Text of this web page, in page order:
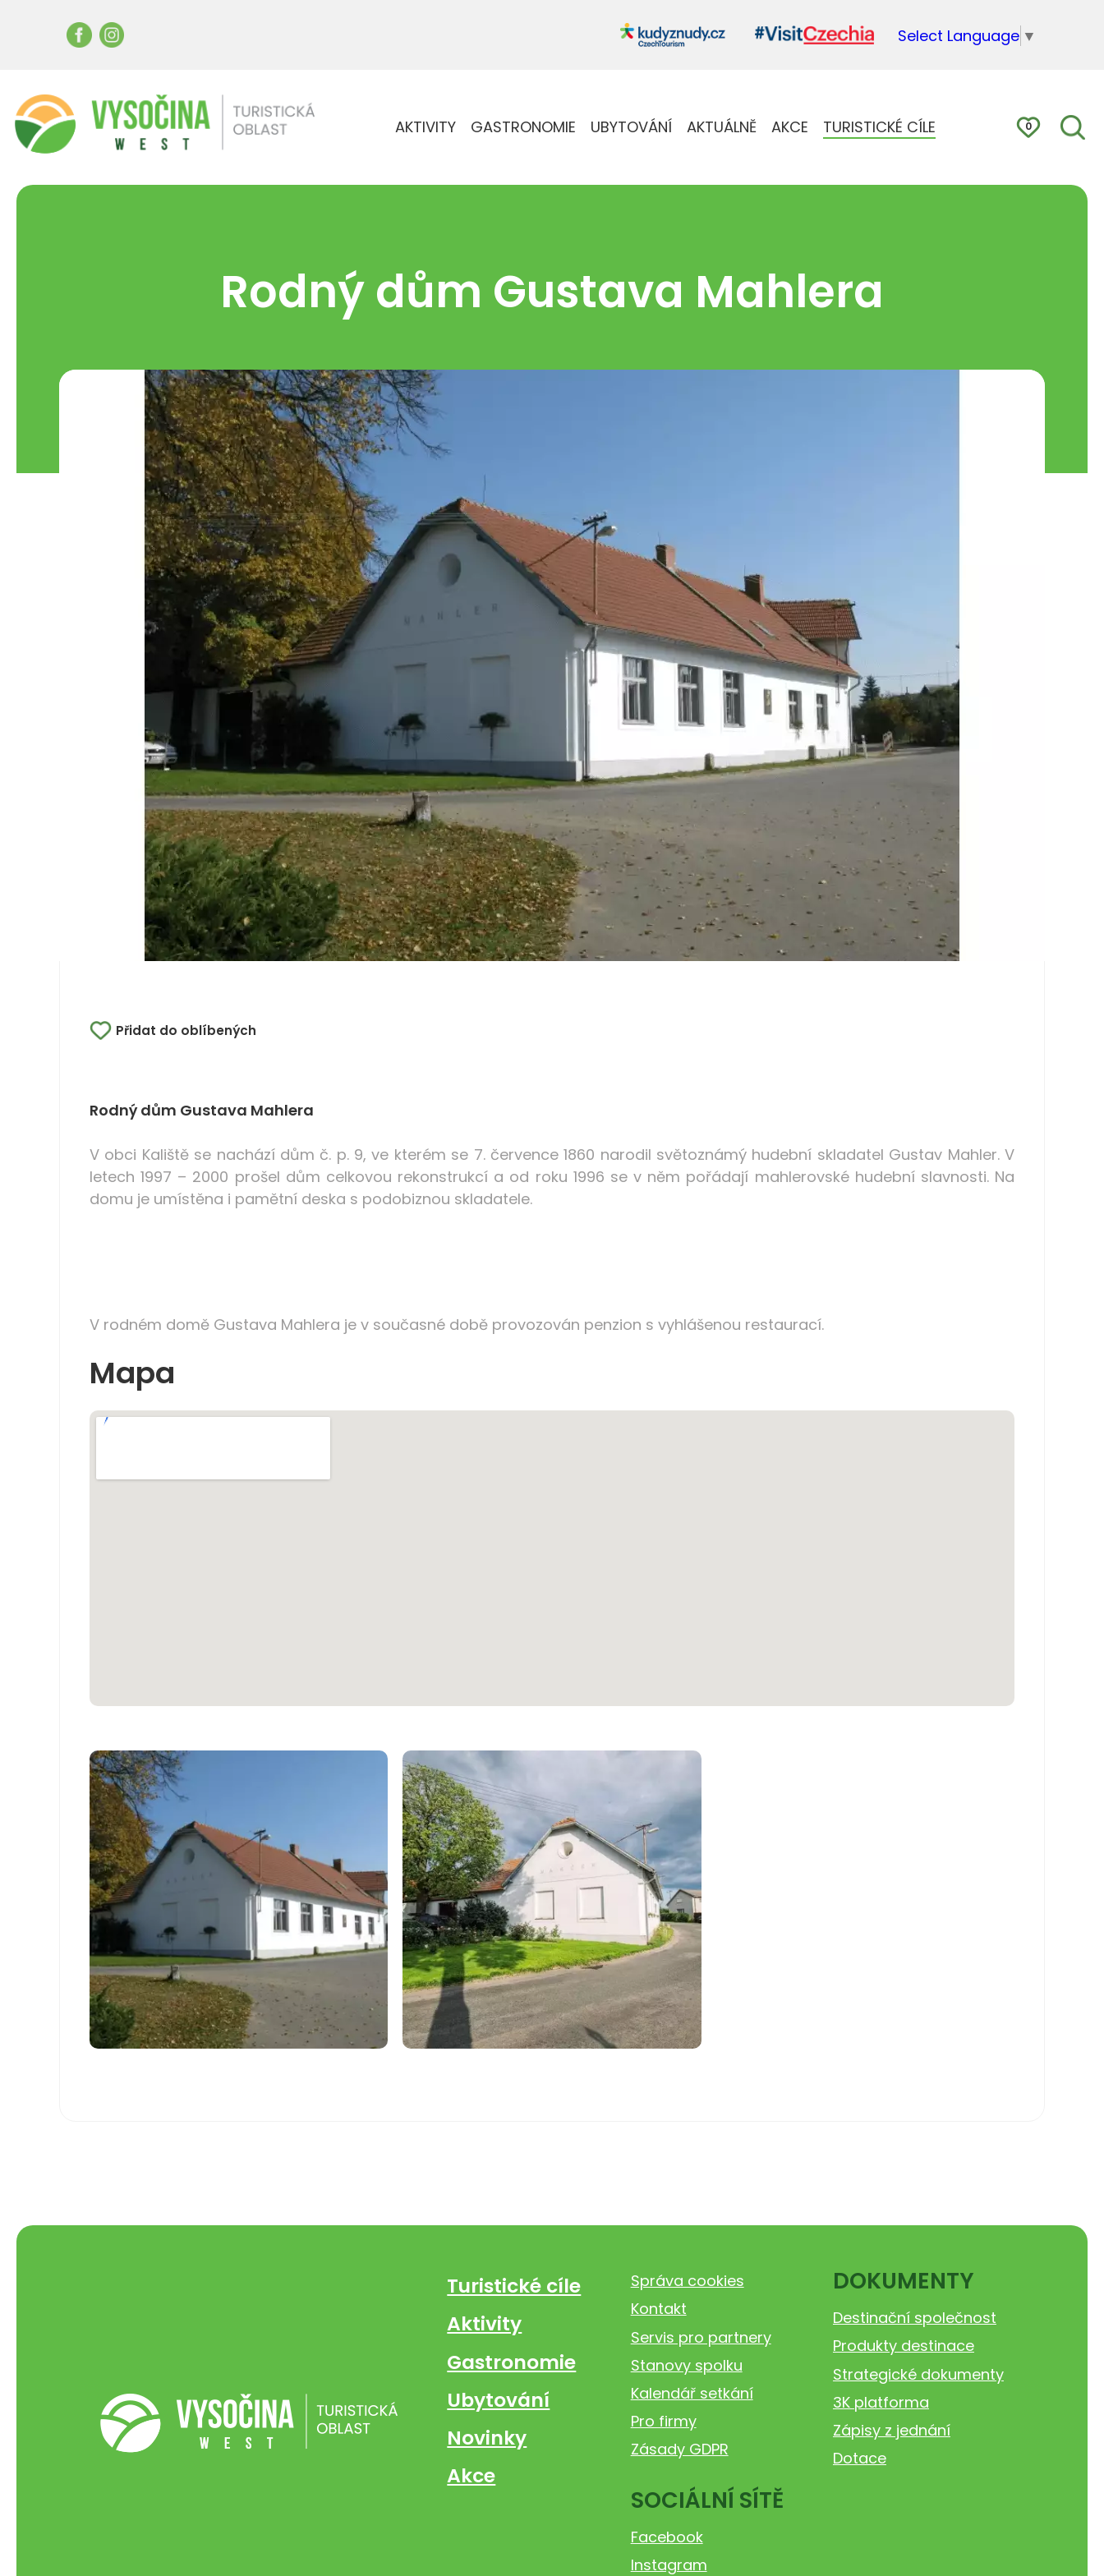
Select Language ▼
AKTIVITY GASTRONOMIE UBYTOVÁNÍ AKTUÁLNĚ AKCE TURISTICKÉ CÍLE 0
Rodný dům Gustava Mahlera
Přidat do oblíbených
Rodný dům Gustava Mahlera
V obci Kaliště se nachází dům č. p. 9, ve kterém se 7. července 1860 narodil světoznámý hudební skladatel Gustav Mahler. V
letech 1997 – 2000 prošel dům celkovou rekonstrukcí a od roku 1996 se v něm pořádají mahlerovské hudební slavnosti. Na
domu je umístěna i pamětní deska s podobiznou skladatele.
V rodném domě Gustava Mahlera je v současné době provozován penzion s vyhlášenou restaurací.
Mapa
Turistické cíle
Aktivity
Gastronomie
Ubytování
Novinky
Akce
Správa cookies
Kontakt
Servis pro partnery
Stanovy spolku
Kalendář setkání
Pro firmy
Zásady GDPR
SOCIÁLNÍ SÍTĚ
Facebook
Instagram
DOKUMENTY
Destinační společnost
Produkty destinace
Strategické dokumenty
3K platforma
Zápisy z jednání
Dotace